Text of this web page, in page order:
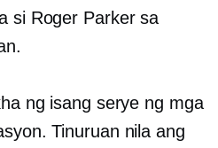
si Roger Parker sa
ng isang serye ng mga
Tinuruan nila ang